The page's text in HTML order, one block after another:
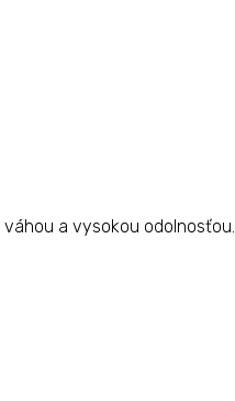
a vysokou odolnosťou.